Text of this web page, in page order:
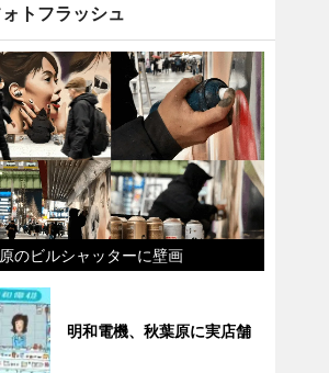
トフラッシュ
のビルシャッターに壁画
明和電機、秋葉原に実店舗